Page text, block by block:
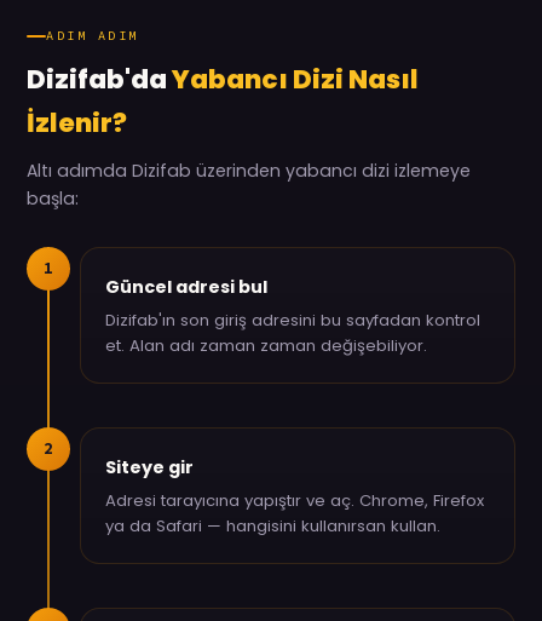
ADIM ADIM
Dizifab'daYabancı Dizi Nasıl
İzlenir?
Altı adımda Dizifab üzerinden yabancı dizi izlemeye
başla:
1
Güncel adresi bul
Dizifab'ın son giriş adresini bu sayfadan kontrol
et. Alan adı zaman zaman değişebiliyor.
2
Siteye gir
Adresi tarayıcına yapıştır ve aç. Chrome, Firefox
ya da Safari — hangisini kullanırsan kullan.